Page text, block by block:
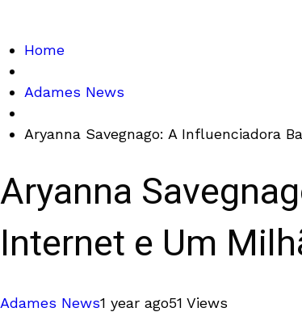
Home
Adames News
Aryanna Savegnago: A Influenciadora
Aryanna
Internet e Um
Adames News1 year ago51 Views